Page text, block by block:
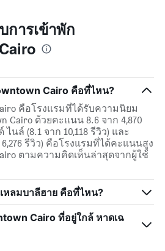
การเข้าพัก
Cairo คือที่ไหน?
คือโรงแรมที่ได้รับความนิยม
Cairo ด้วยคะแนน 8.6 จาก 4,870
นล์ (8.1 จาก 10,118 รีวิว) และ
6,276 รีวิว) คือโรงแรมที่ได้คะแนนสูง
ตามความคิดเห็นล่าสุดจากผู้ใช้
หลมบาลีฮาย คือที่ไหน?
Cairo ที่อยู่ใกล้ หาดเฉ